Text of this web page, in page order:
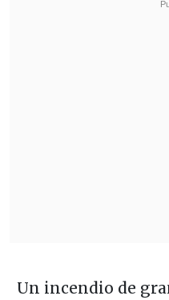
Un incendio de